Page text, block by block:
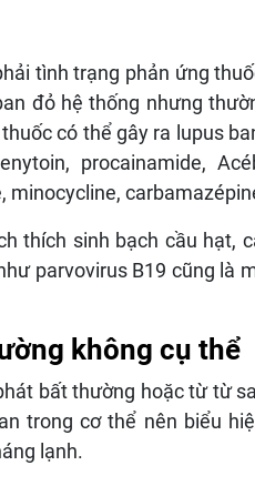
tình trạng phản ứng
đỏ hệ thống nhưng
có thể gây ra lupus
procainamide,
thích sinh bạch cầu hạt,
parvovirus B19 cũng là
không cụ thể
bất thường hoặc từ từ
trong cơ thể nên biểu
lạnh.